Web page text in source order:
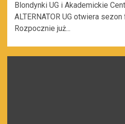
Blondynki UG i Akademickie
ALTERNATOR UG otwiera
Rozpocznie już...